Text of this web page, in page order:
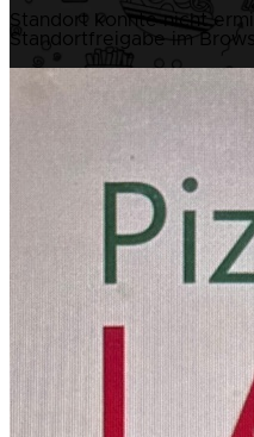
Standort konnte nicht
Standortfreigabe im